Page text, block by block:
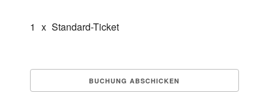
1 x Standard-Ticket